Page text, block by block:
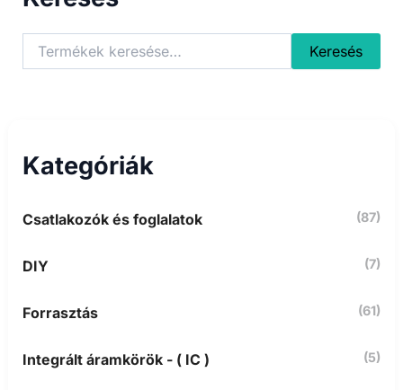
a
v
k
z
e
Keresés
Kategóriák
Csatlakozók és foglalatok (87)
DIY (7)
Forrasztás (61)
Integrált áramkörök - ( IC ) (5)